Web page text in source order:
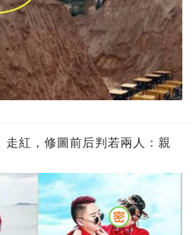
走紅，修圖前后判若兩人：親